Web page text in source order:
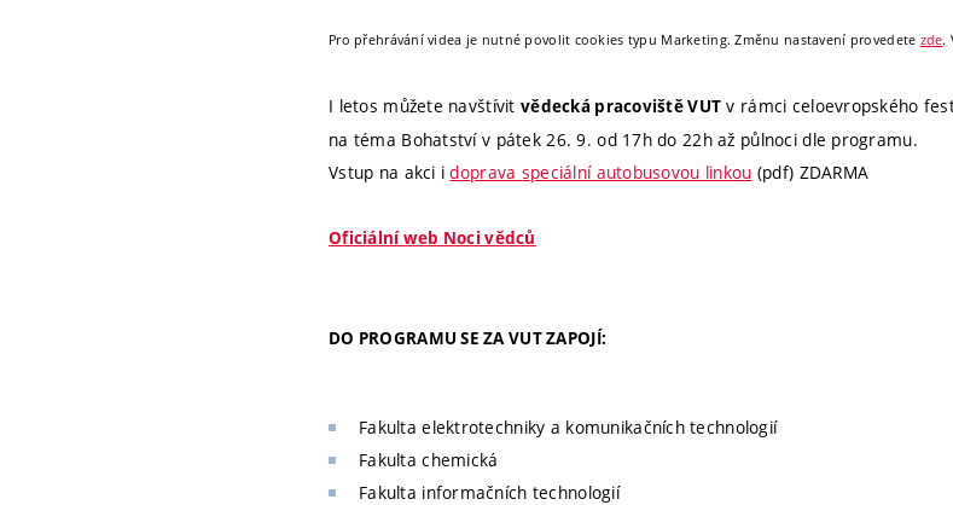
Pro přehrávání videa je nutné povolit cookies typu Marketing. Změnu nastavení provedete zde.
I letos můžete navštívit vědecká pracoviště VUT v rámci celoevropského
na téma Bohatství v pátek 26. 9. od 17h do 22h až půlnoci dle programu.
Vstup na akci idoprava speciální autobusovou linkou (pdf) ZDARMA
Oficiální web Noci vědců
DO PROGRAMU SE ZA VUT ZAPOJÍ:
Fakulta elektrotechniky a komunikačních technologií
Fakulta chemická
Fakulta informačních technologií